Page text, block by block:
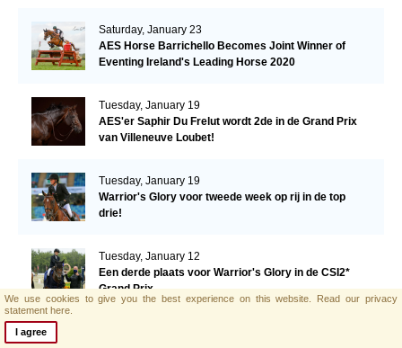
Saturday, January 23
AES Horse Barrichello Becomes Joint Winner of
Eventing Ireland's Leading Horse 2020
Tuesday, January 19
AES'er Saphir Du Frelut wordt 2de in de Grand Prix
van Villeneuve Loubet!
Tuesday, January 19
Warrior's Glory voor tweede week op rij in de top
drie!
Tuesday, January 12
Een derde plaats voor Warrior's Glory in de CSI2*
Grand Prix.
We use cookies to give you the best experience on this website. Read our privacy
statement here.
I agree